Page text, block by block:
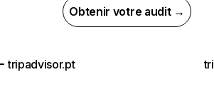
Obtenir votre audit →
tripadvisor.pt